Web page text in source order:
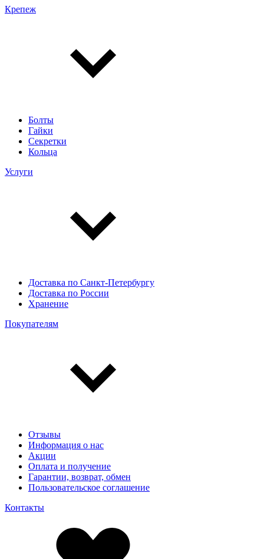
Крепеж
Болты
Гайки
Секретки
Кольца
Услуги
Доставка по Санкт-Петербургу
Доставка по России
Хранение
Покупателям
Отзывы
Информация о нас
Акции
Оплата и получение
Гарантии, возврат, обмен
Пользовательское соглашение
Контакты